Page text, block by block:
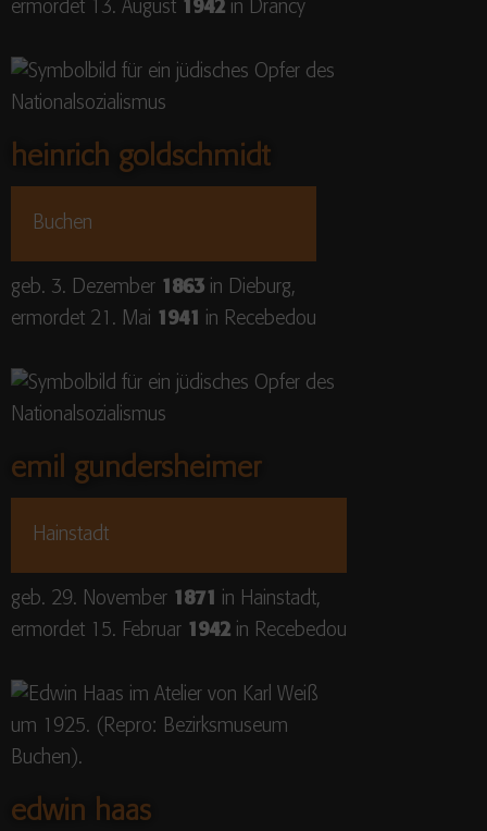
ermordet 13. August 1942 in Drancy
heinrich goldschmidt
Buchen
geb. 3. Dezember 1863 in Dieburg,
ermordet 21. Mai 1941 in Recebedou
emil gundersheimer
Hainstadt
geb. 29. November 1871 in Hainstadt,
ermordet 15. Februar 1942 in Recebedou
edwin haas